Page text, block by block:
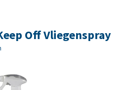
Off Vliegenspray